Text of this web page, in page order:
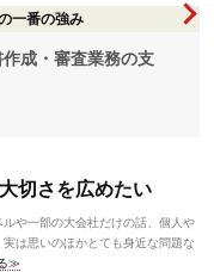
一番の強み
成・審査業務の支
切さを広めたい
や一部の大会社だけの話、個人や
は思いのほかとても身近な問題な
≫